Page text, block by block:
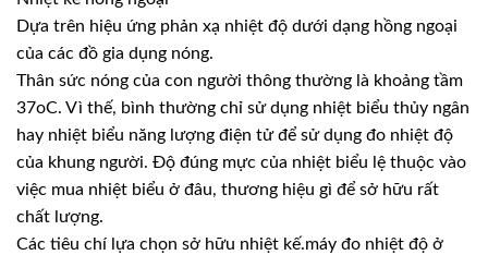
Dựa trên hiệu ứng phản xạ nhiệt độ dưới dạng hồng ngoại
của các đồ gia dụng nóng.
Thân sức nóng của con người thông thường là khoảng tầm
37oC. Vì thế, bình thường chỉ sử dụng nhiệt biểu thủy ngân
hay nhiệt biểu năng lượng điện tử để sử dụng đo nhiệt độ
của khung người. Độ đúng mực của nhiệt biểu lệ thuộc vào
việc mua nhiệt biểu ở đâu, thương hiệu gì để sở hữu rất
chất lượng.
Các tiêu chí lựa chọn sở hữu nhiệt kế.máy đo nhiệt độ ở